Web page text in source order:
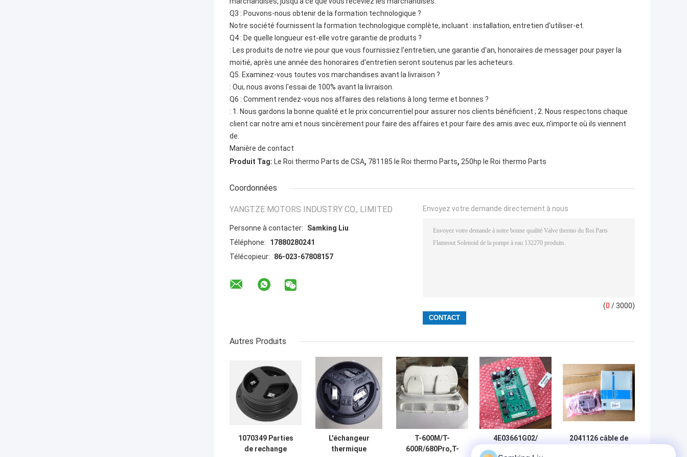
Q3 : Pouvons-nous obtenir de la formation technologique ?
Notre société fournissent la formation technologique complète, incluant : installation, entretien d'utiliser-et.
Q4 : De quelle longueur est-elle votre garantie de produits ?
: Les produits de notre vie pour que vous fournissiez l'entretien, une garantie d'an, honoraires de messager pour payer la
moitié, après une année des honoraires d'entretien seront soutenus par les acheteurs.
Q5. Examinez-vous toutes vos marchandises avant la livraison ?
: Oui, nous avons l'essai de 100% avant la livraison.
Q6 : Comment rendez-vous nos affaires des relations à long terme et bonnes ?
: 1. Nous gardons la bonne qualité et le prix concurrentiel pour assurer nos clients bénéficient ; 2. Nous respectons chaque
client car notre ami et nous sincèrement pour faire des affaires et pour faire des amis avec eux, n'importe où ils viennent
de.
Manière de contact
Produit Tag: Le Roi thermo Parts de CSA, 781185 le Roi thermo Parts, 250hp le Roi thermo Parts
Coordonnées
YANGTZE MOTORS INDUSTRY CO., LIMITED
Personne à contacter:
Samking Liu
Téléphone:
17880280241
Télécopieur:
86-023-67808157
Envoyez votre demande directement à nous
(0 / 3000)
Autres Produits
1070349 Parties
de rechange
L'échangeur
thermique
T-600M/T-
600R/680Pro,T-
4E03661G02/
673323 THERMO
2041126 câble de